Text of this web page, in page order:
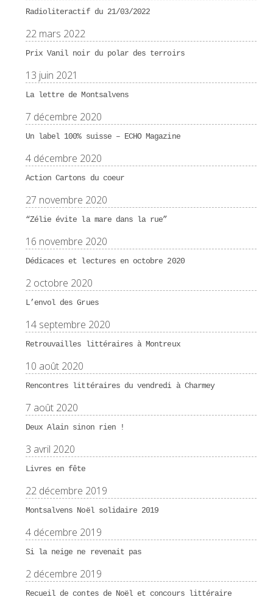
Radioliteractif du 21/03/2022
22 mars 2022
Prix Vanil noir du polar des terroirs
13 juin 2021
La lettre de Montsalvens
7 décembre 2020
Un label 100% suisse – ECHO Magazine
4 décembre 2020
Action Cartons du coeur
27 novembre 2020
“Zélie évite la mare dans la rue”
16 novembre 2020
Dédicaces et lectures en octobre 2020
2 octobre 2020
L’envol des Grues
14 septembre 2020
Retrouvailles littéraires à Montreux
10 août 2020
Rencontres littéraires du vendredi à Charmey
7 août 2020
Deux Alain sinon rien !
3 avril 2020
Livres en fête
22 décembre 2019
Montsalvens Noël solidaire 2019
4 décembre 2019
Si la neige ne revenait pas
2 décembre 2019
Recueil de contes de Noël et concours littéraire